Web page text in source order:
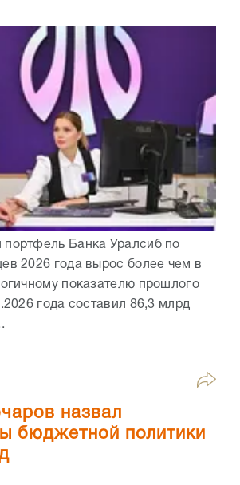
портфель Банка Уралсиб по
2026 года вырос более чем в
показателю прошлого
года составил 86,3 млрд
назвал
бюджетной политики